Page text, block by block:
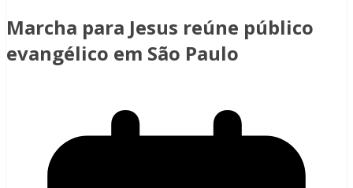
Marcha para Jesus reúne público
evangélico em São Paulo